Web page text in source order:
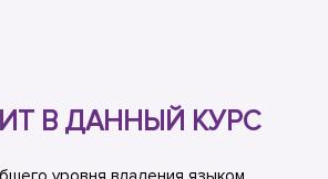
В ДАННЫЙ КУРС